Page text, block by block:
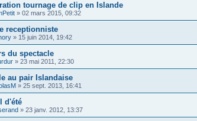
tournage de clip en Islande
» 02 mars 2015, 09:32
receptionniste
» 15 juin 2014, 19:42
du spectacle
» 23 mai 2011, 22:30
au pair Islandaise
» 25 sept. 2013, 16:41
d'été
» 23 janv. 2012, 13:37